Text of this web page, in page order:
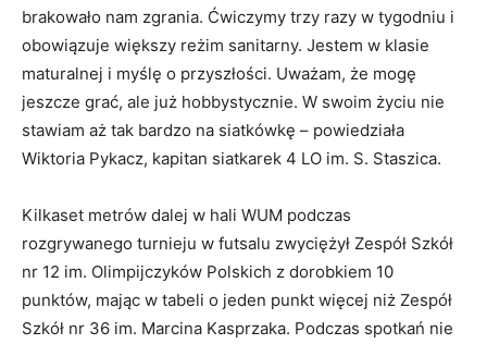
brakowało nam zgrania. Ćwiczymy trzy razy w tygodniu i
obowiązuje większy reżim sanitarny. Jestem w klasie
maturalnej i myślę o przyszłości. Uważam, że mogę
jeszcze grać, ale już hobbystycznie. W swoim życiu nie
stawiam aż tak bardzo na siatkówkę – powiedziała
Wiktoria Pykacz, kapitan siatkarek 4 LO im. S. Staszica.
Kilkaset metrów dalej w hali WUM podczas
rozgrywanego turnieju w futsalu zwyciężył Zespół Szkół
nr 12 im. Olimpijczyków Polskich z dorobkiem 10
punktów, mając w tabeli o jeden punkt więcej niż Zespół
Szkół nr 36 im. Marcina Kasprzaka. Podczas spotkań nie